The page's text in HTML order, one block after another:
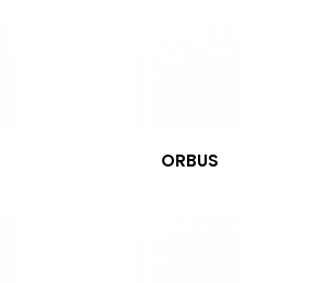
ORBUS